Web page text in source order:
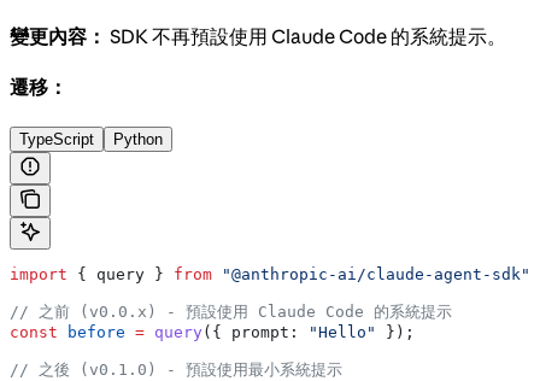
變更內容： SDK 不再預設使用 Claude Code 的系統提示。
遷移：
TypeScript Python
import { query } from "@anthropic-ai/claude-agent-sdk"
// 之前 (v0.0.x) - 預設使用 Claude Code 的系統提示
const before = query ({ prompt: "Hello" });
// 之後 (v0.1.0) - 預設使用最小系統提示